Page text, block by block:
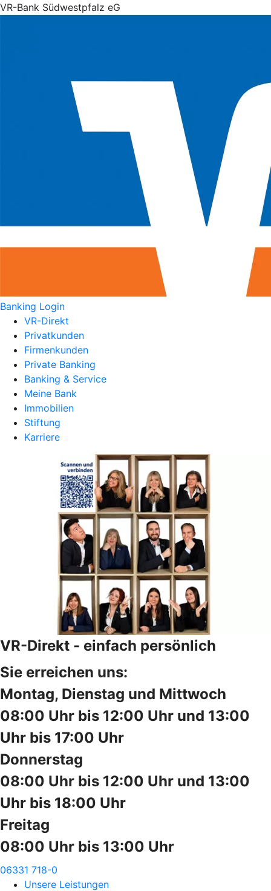
VR-Bank Südwestpfalz eG
Banking Login
VR-Direkt
Privatkunden
Firmenkunden
Private Banking
Banking & Service
Meine Bank
Immobilien
Stiftung
Karriere
VR-Direkt - einfach persönlich
Sie erreichen uns:
Montag, Dienstag und Mittwoch
08:00 Uhr bis 12:00 Uhr und 13:00
Uhr bis 17:00 Uhr
Donnerstag
08:00 Uhr bis 12:00 Uhr und 13:00
Uhr bis 18:00 Uhr
Freitag
08:00 Uhr bis 13:00 Uhr
06331 718-0
Unsere Leistungen